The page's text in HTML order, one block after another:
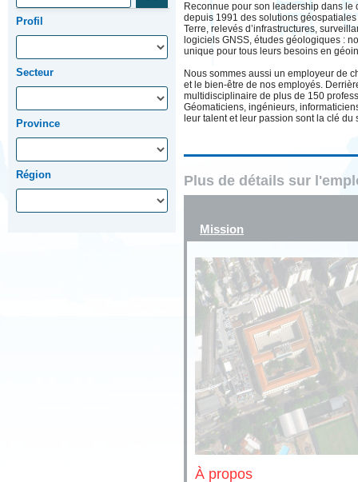
Profil
Secteur
Province
Région
Reconnue pour son leadership dans
depuis 1991 des solutions
Terre, relevés d’infrastructures,
logiciels GNSS, études géologiques :
unique pour tous leurs besoins en
Nous sommes aussi un employeur de
et le bien-être de nos employés.
multidisciplinaire de plus de 150
Géomaticiens, ingénieurs,
leur talent et leur passion sont la clé du
Plus de détails sur
Mission
À propos